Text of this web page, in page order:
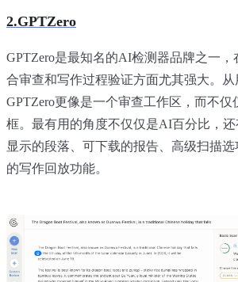
2.GPTZero
GPTZero是最知名的AI检测器品牌之一
合审查和写作过程验证方面尤其强大。从
GPTZero更像是一个审查工作区，而不仅
框。最有用的角度不仅仅是AI百分比，
显示的段落、可下载的报告、高级扫描选
的写作回放功能。